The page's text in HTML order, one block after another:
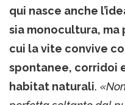
qui nasce anche
sia monocultura, ma
cui la vite convive
spontanee, corridoi
habitat naturali.